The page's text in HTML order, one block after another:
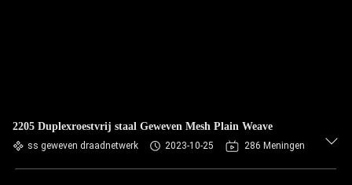
2205 Duplexroestvrij staal Geweven Mesh Plain Weave
ss geweven draadnetwerk 2023-10-25 286 Meningen